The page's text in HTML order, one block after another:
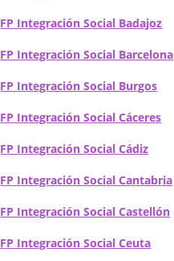
FP Integración Social Badajoz
FP Integración Social Barcelona
FP Integración Social Burgos
FP Integración Social Cáceres
FP Integración Social Cádiz
FP Integración Social Cantabria
FP Integración Social Castellón
FP Integración Social Ceuta